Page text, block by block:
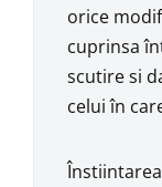
orice
cuprinsa
scutire si
celui în